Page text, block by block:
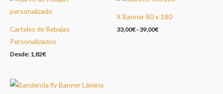
Carteles de Rebajas
Personalizados
Desde: 1,82€
X Banner 80 x 180
33,00€-39,00€